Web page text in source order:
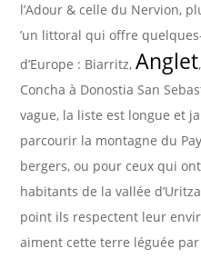
l’Adour & celle du Nervion,
’un littoral qui offre
d’Europe : Biarritz, Anglet
Concha à Donostia San
vague, la liste est longue et
parcourir la montagne du
bergers, ou pour ceux qui
habitants de la vallée
point ils respectent leur
aiment cette terre léguée